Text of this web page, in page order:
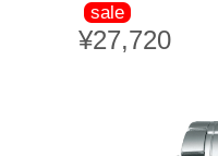
sale
¥27,720